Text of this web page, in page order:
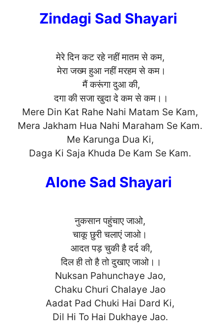
Zindagi Sad Shayari
मेरे दिन कट रहे नहीं मातम से कम,
मेरा जख्म हुआ नहीं मरहम से कम।
मैं करूंगा दुआ की,
दगा की सजा खुदा दे कम से कम।।
Mere Din Kat Rahe Nahi Matam Se Kam,
Mera Jakham Hua Nahi Maraham Se Kam.
Me Karunga Dua Ki,
Daga Ki Saja Khuda De Kam Se Kam.
Alone Sad Shayari
नुकसान पहुंचाए जाओ,
चाकू छुरी चलाएं जाओ।
आदत पड़ चुकी है दर्द की,
दिल ही तो है तो दुखाए जाओ।।
Nuksan Pahunchaye Jao,
Chaku Churi Chalaye Jao
Aadat Pad Chuki Hai Dard Ki,
Dil Hi To Hai Dukhaye Jao.